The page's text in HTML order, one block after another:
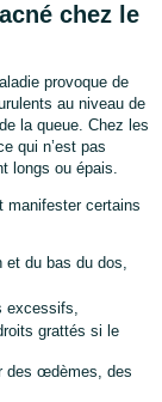
chez le
provoque de
au niveau de
la queue. Chez les
qui n’est pas
longs ou épais.
manifester certains
et du bas du dos,
excessifs,
grattés si le
des œdèmes, des